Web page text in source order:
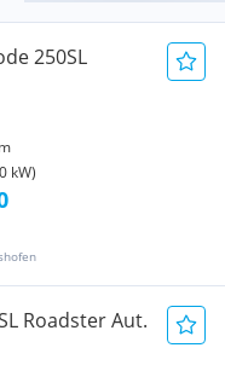
250SL
kW)
Roadster Aut.